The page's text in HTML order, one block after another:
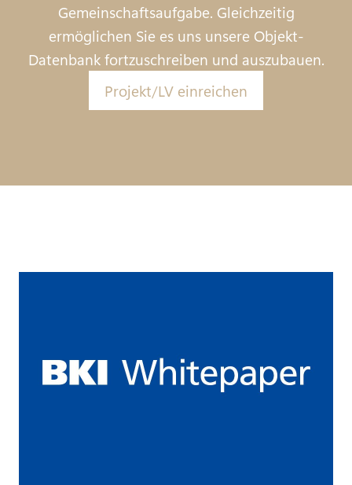
Gemeinschaftsaufgabe. Gleichzeitig
ermöglichen Sie es uns unsere Objekt-
Datenbank fortzuschreiben und auszubauen.
Projekt/LV einreichen